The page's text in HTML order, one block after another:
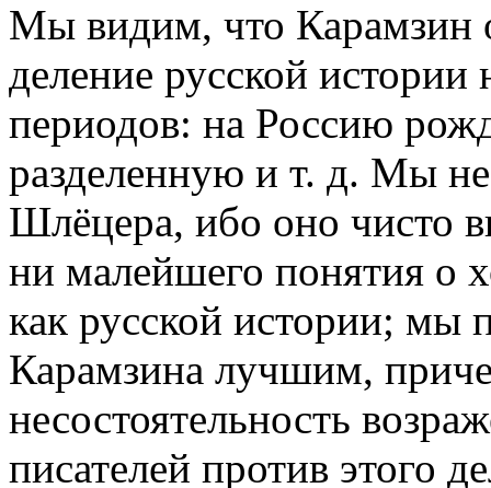
Мы видим, что Карамзин
деление русской истории
периодов: на Россию
разделенную и т. д. Мы не
Шлёцера, ибо оно чисто
ни малейшего понятия о
как русской истории; мы
Карамзина лучшим,
несостоятельность
писателей против этого